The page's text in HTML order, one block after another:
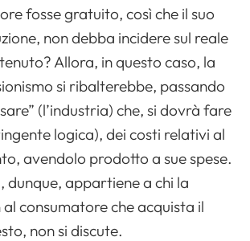
fosse gratuito, così che il suo
non debba incidere sul reale
Allora, in questo caso, la
si ribalterebbe, passando
(l’industria) che, si dovrà fare
logica), dei costi relativi al
avendolo prodotto a sue spese.
dunque, appartiene a chi la
consumatore che acquista il
non si discute.